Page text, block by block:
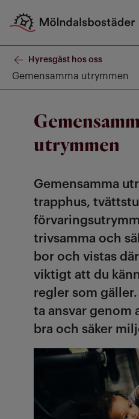
Hyresgäst hos oss
Gemensamma utrymmen
utrymmen
Gemensamma
trapphus,
trivsamma och
bor och vistas
viktigt att du
regler som gäller.
ta ansvar genom
bra och säker